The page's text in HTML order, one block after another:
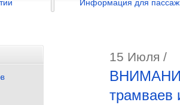
Информация для
15 Июля /
трамваев